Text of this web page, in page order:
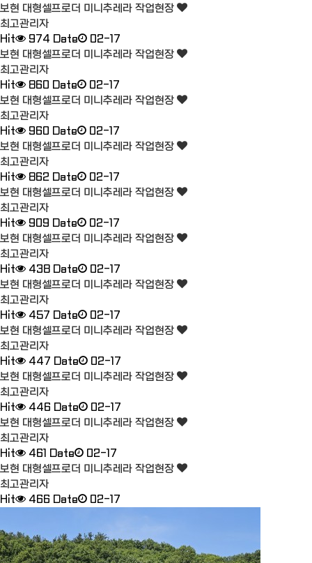
보현 대형셀프로더 미니추레라 작업현장
최고관리자
Hit
974 Date
02-17
보현 대형셀프로더 미니추레라 작업현장
최고관리자
Hit
860 Date
02-17
보현 대형셀프로더 미니추레라 작업현장
최고관리자
Hit
960 Date
02-17
보현 대형셀프로더 미니추레라 작업현장
최고관리자
Hit
862 Date
02-17
보현 대형셀프로더 미니추레라 작업현장
최고관리자
Hit
909 Date
02-17
보현 대형셀프로더 미니추레라 작업현장
최고관리자
Hit
438 Date
02-17
보현 대형셀프로더 미니추레라 작업현장
최고관리자
Hit
457 Date
02-17
보현 대형셀프로더 미니추레라 작업현장
최고관리자
Hit
447 Date
02-17
보현 대형셀프로더 미니추레라 작업현장
최고관리자
Hit
446 Date
02-17
보현 대형셀프로더 미니추레라 작업현장
최고관리자
Hit
461 Date
02-17
보현 대형셀프로더 미니추레라 작업현장
최고관리자
Hit
466 Date 02-17